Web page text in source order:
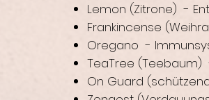
Lemon (Zitrone) -
Frankincense
Oregano -
TeaTree (Teebaum)
On Guard